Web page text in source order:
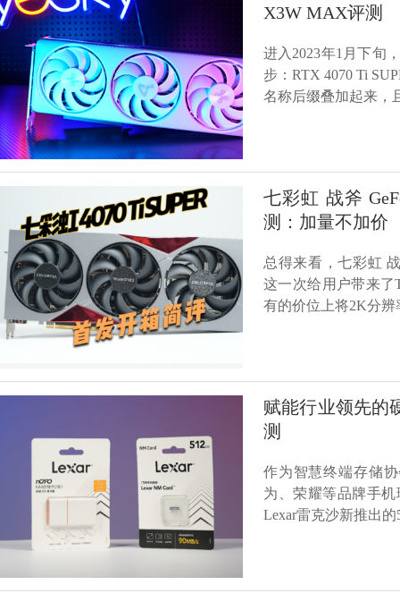
X3W MAX评测
进入2023年1月下旬
步：RTX 4070 Ti
名称后缀叠加起来
七彩虹 战斧
测：加量不加价
总得来看，七彩虹
这一次给用户带来了
有的价位上将2K分
赋能行业领先的
测
作为智慧终端存储
为、荣耀等品牌手
Lexar雷克沙新推出